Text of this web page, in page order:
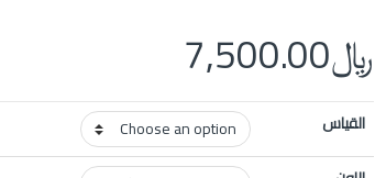
﷼7,500.00
القياس